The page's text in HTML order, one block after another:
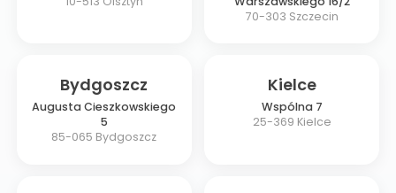
70-303 Szczecin
Bydgoszcz
Augusta Cieszkowskiego
5
85-065 Bydgoszcz
Kielce
Wspólna 7
25-369 Kielce